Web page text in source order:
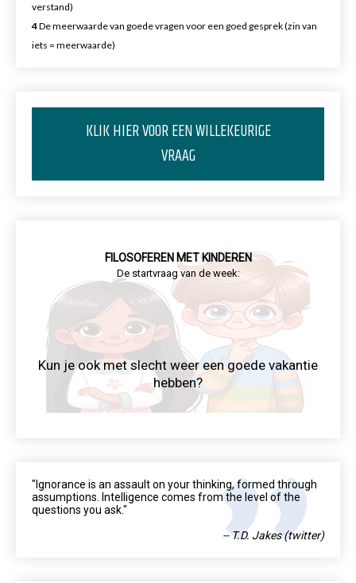
verstand)
4De meerwaarde van goede vragen voor een goed gesprek (zin van
iets = meerwaarde)
KLIK HIER VOOR EEN WILLEKEURIGE
VRAAG
FILOSOFEREN MET KINDEREN
De startvraag van de week:
Kun je ook met slecht weer een goede vakantie
hebben?
"Ignorance is an assault on your thinking, formed through
assumptions. Intelligence comes from the level of the
questions you ask."
-- T.D. Jakes (twitter)